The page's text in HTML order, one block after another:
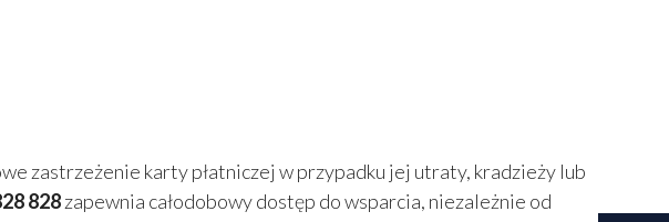
zastrzeżenie karty płatniczej w przypadku jej utraty, kradzieży lub
828zapewnia całodobowy dostęp do wsparcia, niezależnie od